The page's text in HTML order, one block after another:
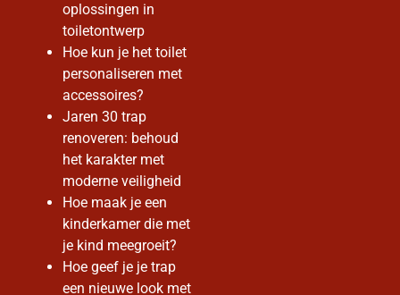
oplossingen in
toiletontwerp
Hoe kun je het toilet
personaliseren met
accessoires?
Jaren 30 trap
renoveren: behoud
het karakter met
moderne veiligheid
Hoe maak je een
kinderkamer die met
je kind meegroeit?
Hoe geef je je trap
een nieuwe look met